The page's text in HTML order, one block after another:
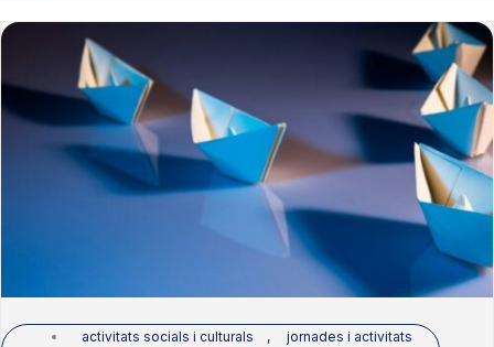
activitats socials i culturals , jornades i activitats